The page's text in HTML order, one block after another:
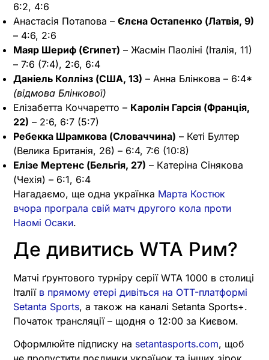
6:2, 4:6
Анастасія Потапова – Єлєна Остапенко (Латвія, 9)
– 4:6, 2:6
Маяр Шериф (Єгипет) – Жасмін Паоліні (Італія, 11)
– 7:6 (7:4), 2:6, 6:4
Даніель Коллінз (США, 13) – Анна Блінкова – 6:4*
(відмова Блінкової)
Елізабетта Коччаретто – Каролін Гарсія (Франція,
22) – 2:6, 6:7 (5:7)
Ребекка Шрамкова (Словаччина) – Кеті Бултер
(Велика Британія, 26) – 6:4, 7:6 (10:8)
Елізе Мертенс (Бельгія, 27) – Катеріна Сінякова
(Чехія) – 6:1, 6:4
Нагадаємо, ще одна українка Марта Костюк
вчора програла свій матч другого кола проти
Наомі Осаки.
Де дивитись WTA Рим?
Матчі ґрунтового турніру серії WTA 1000 в столиці
Італії в прямому етері дивіться на OTT-платформі
Setanta Sports, а також на каналі Setanta Sports+.
Початок трансляції – щодня о 12:00 за Києвом.
Оформлюйте підписку на setantasports.com, щоб